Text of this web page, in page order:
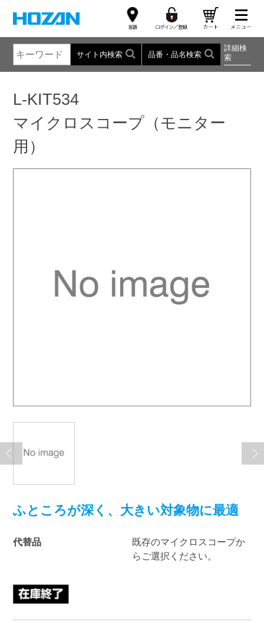
サイト内検索 品番・品名検索
詳細検
索
L-KIT534
マイクロスコープ（モニター
用）
ふところが深く、大きい対象物に最適
代替品
既存のマイクロスコープか
らご選択ください。